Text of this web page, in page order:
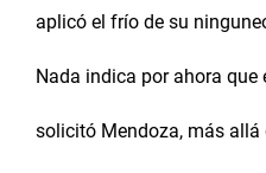
aplicó el frío de su
Nada indica por ahora
solicitó Mendoza, más allá